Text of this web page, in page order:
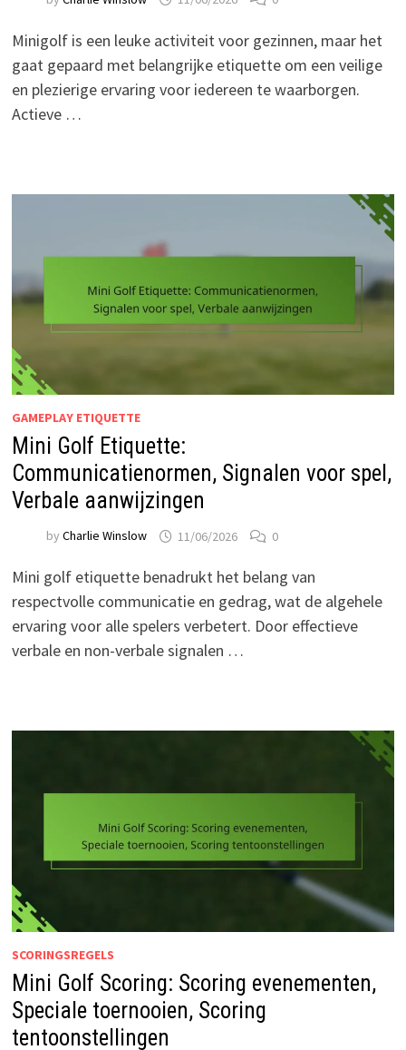
Minigolf is een leuke activiteit voor gezinnen, maar het
gaat gepaard met belangrijke etiquette om een veilige
en plezierige ervaring voor iedereen te waarborgen.
Actieve …
GAMEPLAY ETIQUETTE
Mini Golf Etiquette:
Communicatienormen, Signalen voor spel,
Verbale aanwijzingen
by Charlie Winslow 11/06/2026 0
Mini golf etiquette benadrukt het belang van
respectvolle communicatie en gedrag, wat de algehele
ervaring voor alle spelers verbetert. Door effectieve
verbale en non-verbale signalen …
SCORINGSREGELS
Mini Golf Scoring: Scoring evenementen,
Speciale toernooien, Scoring
tentoonstellingen